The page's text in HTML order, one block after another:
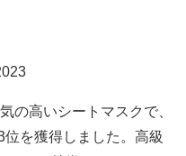
の高いシートマスクで、
を獲得しました。高級